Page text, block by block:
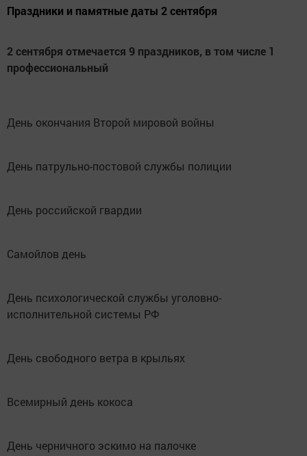
Праздники и памятные даты 2 сентября
2 сентября отмечается 9 праздников, в том числе 1
профессиональный
День окончания Второй мировой войны
День патрульно-постовой службы полиции
День российской гвардии
Самойлов день
День психологической службы уголовно-
исполнительной системы РФ
День свободного ветра в крыльях
Всемирный день кокоса
День черничного эскимо на палочке